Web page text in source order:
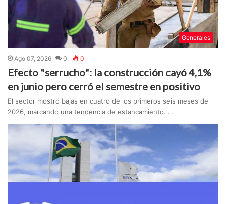
Generales
Ago 07, 2026 0 0
Efecto "serrucho": la construcción cayó 4,1%
en junio pero cerró el semestre en positivo
El sector mostró bajas en cuatro de los primeros seis meses de
2026, marcando una tendencia de estancamiento. ...